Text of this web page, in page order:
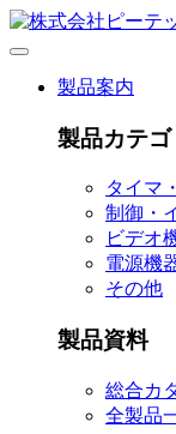
製品案内
製品カテゴ
タイマ
制御・
ビデオ
電源機
その他
製品資料
総合カ
全製品